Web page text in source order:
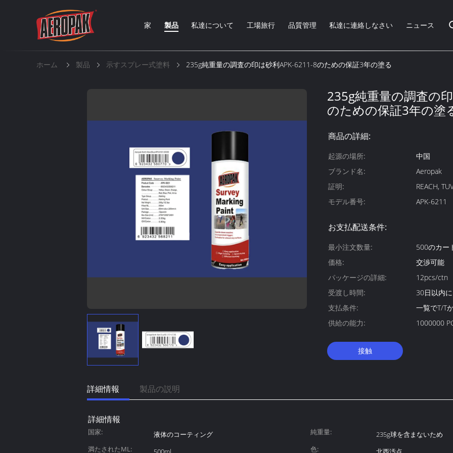
家 製品 私達について 工場旅行 品質管理 私達に連絡しなさい ニュース
ホーム 製品 示すスプレー式塗料 235g純重量の調査の印は砂利APK-6211-8のための保証3年の塗る
235g純重量の調査の
のための保証3年の塗
商品の詳細:
起源の場所:
中国
ブランド名:
Aeropak
証明:
REACH,
モデル番号:
APK-6211
お支払配送条件:
最小注文数量:
500のカー
価格:
交渉可能
パッケージの詳細:
12pcs/ctn
受渡し時間:
30日以内に
支払条件:
一覧でT/T
供給の能力:
1000000
接触
詳細情報 製品の説明
詳細情報
国家: 液体のコーティング 純重量:
235g球を含まないため
満たされたML:
色: